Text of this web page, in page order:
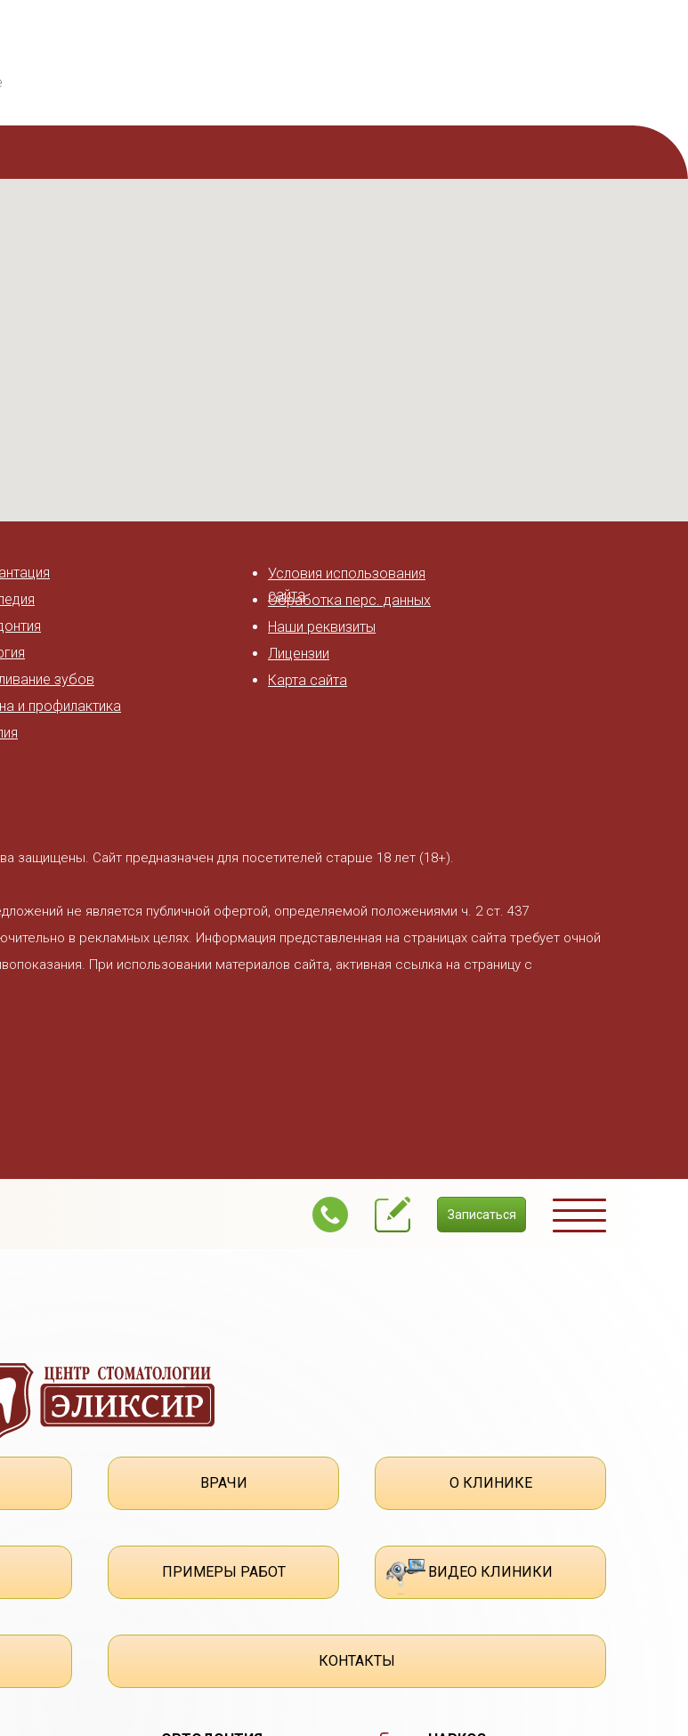
и профилактика
зубов
Условия использования
сайта
Обработка перс. данных
Наши реквизиты
Лицензии
Карта сайта
защищены. Сайт предназначен для посетителей старше 18 лет (18+).
не является публичной офертой, определяемой положениями ч. 2 ст. 437
в рекламных целях. Информация представленная на страницах сайта требует очной
При использовании материалов сайта, активная ссылка на страницу с
Записаться
ВРАЧИ О КЛИНИКЕ
КОНТАКТЫ
ПРИМЕРЫ РАБОТ ВИДЕО КЛИНИКИ